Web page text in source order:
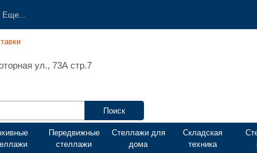
Еще...
ул., 73А стр.7
Передвижные
стеллажи
Стеллажи для
дома
Складская
техника